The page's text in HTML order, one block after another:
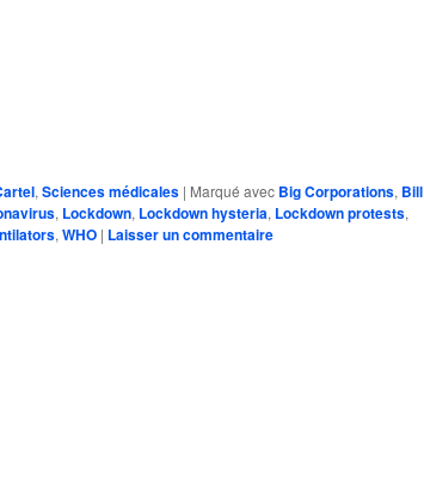
, Sciences médicales | Marqué avec Big Corporations, Bill
, Lockdown, Lockdown hysteria, Lockdown protests,
, WHO | Laisser un commentaire